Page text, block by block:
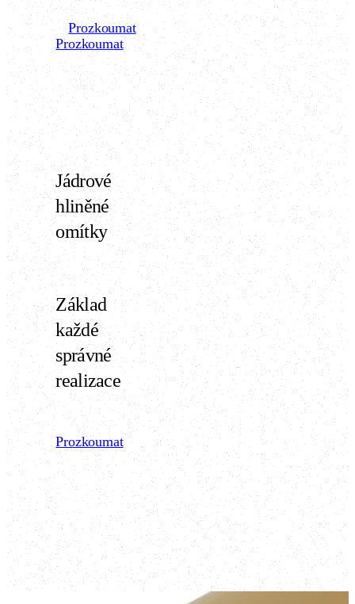
Prozkoumat
Jádrové
hliněné
omítky
Základ
každé
správné
realizace
Prozkoumat
Prozkoumat